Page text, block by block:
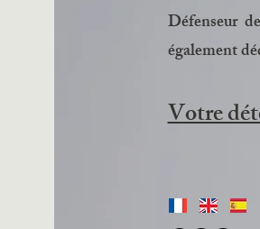
Défenseur
également
Votre